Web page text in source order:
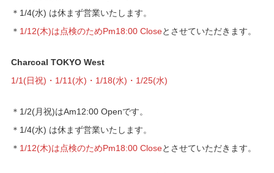
＊1/4(水) は休まず営業いたします。
＊ 1/12(木)は点検のためpm18:00 Closeとさせていただきます。
Charcoal TOKYO West
1/1(日祝)・1/11(水)・1/18(水)・1/25(水)
＊1/2(月祝)はam12:00 Openです。
＊1/4(水) は休まず営業いたします。
＊ 1/12(木)は点検のためpm18:00 Closeとさせていただきます。